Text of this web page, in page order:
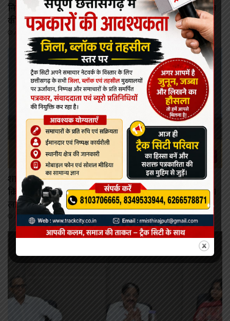
निर्माण श्रमिकों के कल्याण हेतु अनेक महत्वपूर्ण निर्णयों को मंडल
की बैठक में मिली स्वीकृति
August 6, 2026
शासन की जनकल्याणकारी योजनाओं का करें समयबद्ध
क्रियान्वयन , प्रत्येक पात्र व्यक्ति को मिले शासन की योजनाओं का
लाभ : मुख्यमंत्री विष्णुदेव साय।
August 6, 2026